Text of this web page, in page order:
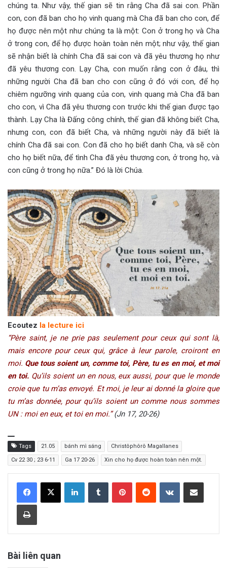
chúng ta. Như vậy, thế gian sẽ tin rằng Cha đã sai con. Phần
con, con đã ban cho họ vinh quang mà Cha đã ban cho con, để
họ được nên một như chúng ta là một: Con ở trong họ và Cha
ở trong con, để họ được hoàn toàn nên một; như vậy, thế gian
sẽ nhận biết là chính Cha đã sai con và đã yêu thương họ như
đã yêu thương con. Lạy Cha, con muốn rằng con ở đâu, thì
những người Cha đã ban cho con cũng ở đó với con, để họ
chiêm ngưỡng vinh quang của con, vinh quang mà Cha đã ban
cho con, vì Cha đã yêu thương con trước khi thế gian được tạo
thành. Lạy Cha là Đấng công chính, thế gian đã không biết Cha,
nhưng con, con đã biết Cha, và những người này đã biết là
chính Cha đã sai con. Con đã cho họ biết danh Cha, và sẽ còn
cho họ biết nữa, để tình Cha đã yêu thương con, ở trong họ, và
con cũng ở trong họ nữa.” Đó là lời Chúa.
Ecoutez la lecture ici
“Père saint, je ne prie pas seulement pour ceux qui sont là,
mais encore pour ceux qui, grâce à leur parole, croiront en
moi. Que tous soient un, comme toi, Père, tu es en moi, et moi
en toi.Qu’ils soient un en nous, eux aussi, pour que le monde
croie que tu m’as envoyé. Et moi, je leur ai donné la gloire que
tu m’as donnée, pour qu’ils soient un comme nous sommes
UN : moi en eux, et toi en moi.”(Jn 17, 20-26)
Tags 21.05 bánh mì sáng Christôphôrô Magallanes
Cv 22 30 ; 23 6-11 Ga 17 20-26 Xin cho họ được hoàn toàn nên một.
Bài liên quan